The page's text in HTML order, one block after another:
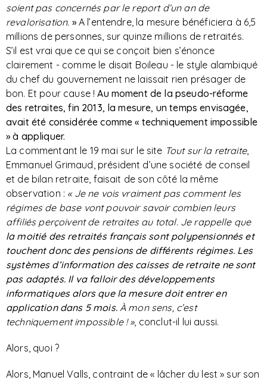
soient pas concernés par le report d’un an de
revalorisation. »A l’entendre, la mesure bénéficiera à 6,5
millions de personnes, sur quinze millions de retraités.
S’il est vrai que ce qui se conçoit bien s’énonce
clairement - comme le disait Boileau - le style alambiqué
du chef du gouvernement ne laissait rien présager de
bon. Et pour cause !Au moment de la pseudo-réforme
des retraites, fin 2013, la mesure, un temps envisagée,
avait été considérée comme « techniquement impossible
» à appliquer.
La commentant le 19 mai sur le site Tout sur la retraite,
Emmanuel Grimaud, président d’une société de conseil
et de bilan retraite, faisait de son côté la même
observation : « Je ne vois vraiment pas comment les
régimes de base vont pouvoir savoir combien leurs
affiliés perçoivent de retraites au total. Je rappelle que
la moitié des retraités français sont polypensionnés et
touchent donc des pensions de différents régimes. Les
systèmes d’information des caisses de retraite ne sont
pas adaptés. Il va falloir des développements
informatiques alors que la mesure doit entrer en
application dans 5 mois.À mon sens, c’est
techniquement impossible ! », conclut-il lui aussi.
Alors, quoi ?
Alors, Manuel Valls, contraint de « lâcher du lest » sur son